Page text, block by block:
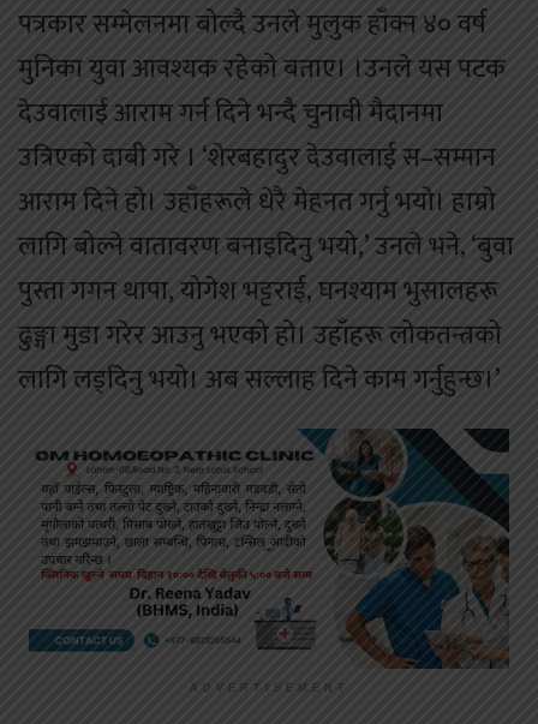
पत्रकार सम्मेलनमा बोल्दै उनले मुलुक हाँक्न ४० वर्ष
मुनिका युवा आवश्यक रहेको बताए। ।उनले यस पटक
देउवालाई आराम गर्न दिने भन्दै चुनावी मैदानमा
उत्रिएको दाबी गरे । ‘शेरबहादुर देउवालाई स–सम्मान
आराम दिने हो। उहाँहरूले धेरै मेहनत गर्नु भयो। हाम्रो
लागि बोल्ने वातावरण बनाइदिनु भयो,’ उनले भने, ‘बुवा
पुस्ता गगन थापा, योगेश भट्टराई, घनश्याम भुसालहरू
ढुङ्गा मुडा गरेर आउनु भएको हो। उहाँहरू लोकतन्त्रको
लागि लड्दिनु भयो। अब सल्लाह दिने काम गर्नुहुन्छ।’
ADVERTISEMENT